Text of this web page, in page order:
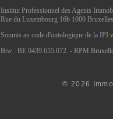
Institut Professionnel des Agents
Rue du Luxembourg 16b 1000 Bruxelles
Soumis au code d'ontologique de la IPI:
Btw : BE 0439.655.072. - RPM
© 2026